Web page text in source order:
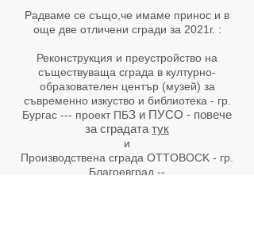
Радваме се също,че имаме принос и в
още две отличени сгради за 2021г. :
Реконструкция и преустройство на
съществуваща сграда в културно-
образователен център (музей) за
съвременно изкуство и библиотека - гр.
Бургас --- проект ПБЗ и ПУСО - повече
за сградата тук
и
Производствена сграда OTTOBOCK - гр.
Благоевград --